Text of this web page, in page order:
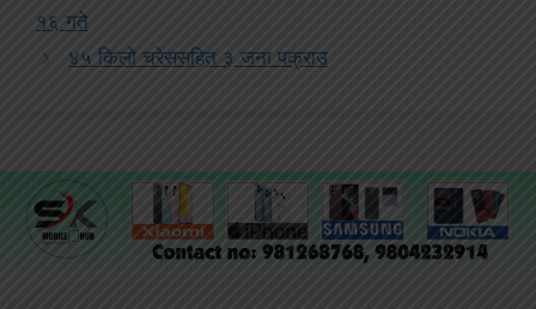
१६ गते
४५ किलो चरेससहित ३ जना पक्राउ